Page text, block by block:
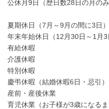
公休月9日（歴日数28日の月の
夏期休日（7月～9月の間に3日）
年末年始休日（12月30日～1月3
有給休暇
介護休暇
特別休暇
慶弔休暇（結婚休暇6日・忌引）
産前・産後休業
育児休業（お子様が3歳になるま